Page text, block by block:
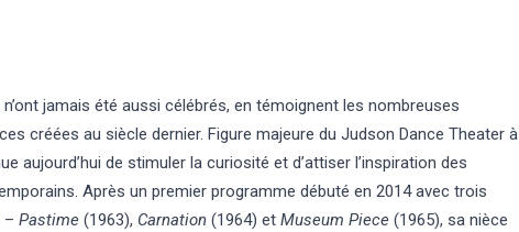
jamais été aussi célébrés, en témoignent les nombreuses
créées au siècle dernier. Figure majeure du Judson Dance Theater à
aujourd’hui de stimuler la curiosité et d’attiser l’inspiration des
Après un premier programme débuté en 2014 avec trois
– Pastime (1963), Carnation (1964) et Museum Piece (1965), sa nièce